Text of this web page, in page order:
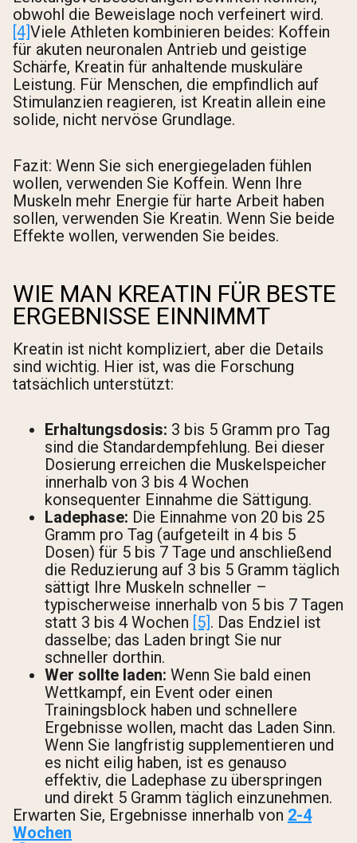
obwohl die Beweislage noch verfeinert wird.
[4] Viele Athleten kombinieren beides: Koffein
für akuten neuronalen Antrieb und geistige
Schärfe, Kreatin für anhaltende muskuläre
Leistung. Für Menschen, die empfindlich auf
Stimulanzien reagieren, ist Kreatin allein eine
solide, nicht nervöse Grundlage.
Fazit: Wenn Sie sich energiegeladen fühlen
wollen, verwenden Sie Koffein. Wenn Ihre
Muskeln mehr Energie für harte Arbeit haben
sollen, verwenden Sie Kreatin. Wenn Sie beide
Effekte wollen, verwenden Sie beides.
WIE MAN KREATIN FÜR BESTE
ERGEBNISSE EINNIMMT
Kreatin ist nicht kompliziert, aber die Details
sind wichtig. Hier ist, was die Forschung
tatsächlich unterstützt:
Erhaltungsdosis: 3 bis 5 Gramm pro Tag
sind die Standardempfehlung. Bei dieser
Dosierung erreichen die Muskelspeicher
innerhalb von 3 bis 4 Wochen
konsequenter Einnahme die Sättigung.
Ladephase: Die Einnahme von 20 bis 25
Gramm pro Tag (aufgeteilt in 4 bis 5
Dosen) für 5 bis 7 Tage und anschließend
die Reduzierung auf 3 bis 5 Gramm täglich
sättigt Ihre Muskeln schneller –
typischerweise innerhalb von 5 bis 7 Tagen
statt 3 bis 4 Wochen [5]. Das Endziel ist
dasselbe; das Laden bringt Sie nur
schneller dorthin.
Wer sollte laden: Wenn Sie bald einen
Wettkampf, ein Event oder einen
Trainingsblock haben und schnellere
Ergebnisse wollen, macht das Laden Sinn.
Wenn Sie langfristig supplementieren und
es nicht eilig haben, ist es genauso
effektiv, die Ladephase zu überspringen
und direkt 5 Gramm täglich einzunehmen.
Erwarten Sie, Ergebnisse innerhalb von 2-4
Wochen